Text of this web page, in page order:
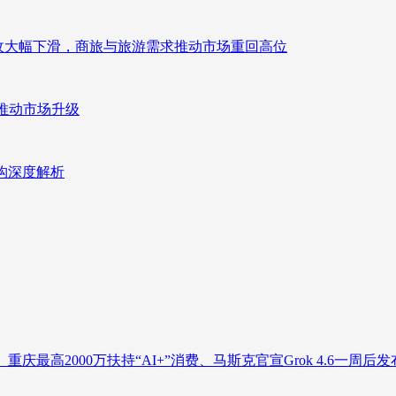
幅下滑，商旅与旅游需求推动市场重回高位
动市场升级
深度解析
庆最高2000万扶持“AI+”消费、马斯克官宣Grok 4.6一周后发